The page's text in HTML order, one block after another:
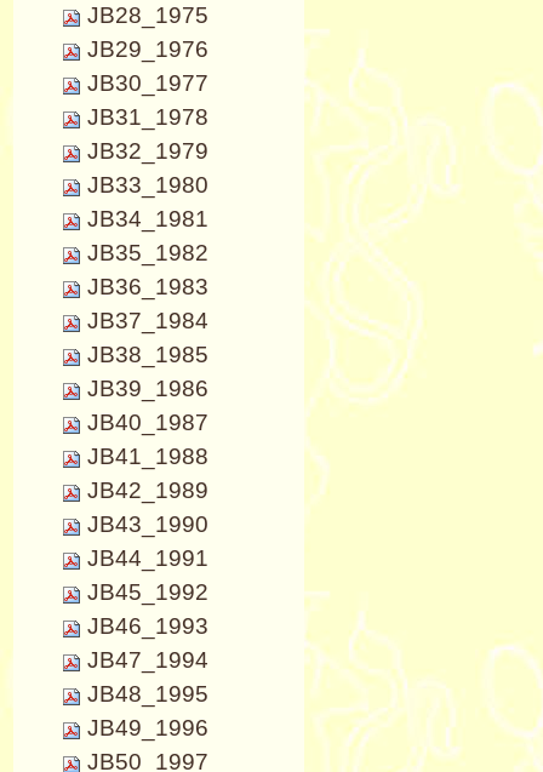
JB28_1975
JB29_1976
JB30_1977
JB31_1978
JB32_1979
JB33_1980
JB34_1981
JB35_1982
JB36_1983
JB37_1984
JB38_1985
JB39_1986
JB40_1987
JB41_1988
JB42_1989
JB43_1990
JB44_1991
JB45_1992
JB46_1993
JB47_1994
JB48_1995
JB49_1996
JB50_1997